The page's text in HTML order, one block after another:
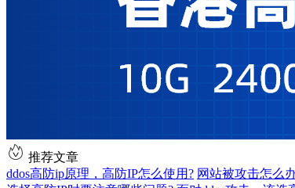
推荐文章
ddos高防ip原理，高防IP怎么使用? 网站被攻击怎么